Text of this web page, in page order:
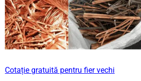
Cotație gratuită pentru fier vechi